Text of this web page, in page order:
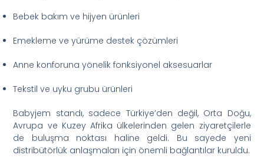
Bebek bakım ve hijyen ürünleri
Emekleme ve yürüme destek çözümleri
Anne konforuna yönelik fonksiyonel aksesuarlar
Tekstil ve uyku grubu ürünleri
Babyjem standı, sadece Türkiye’den değil, Orta Doğu,
Avrupa ve Kuzey Afrika ülkelerinden gelen ziyaretçilerle
de buluşma noktası haline geldi. Bu sayede yeni
distribütörlük anlaşmaları için önemli bağlantılar kuruldu.